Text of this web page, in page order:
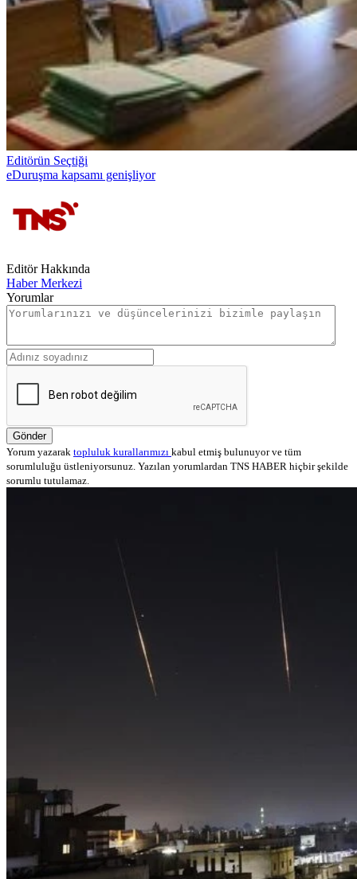
Editörün Seçtiği
eDuruşma kapsamı genişliyor
Editör Hakkında
Haber Merkezi
Yorumlar
Gönder
Yorum yazarak topluluk kurallarımızı kabul etmiş bulunuyor ve tüm
sorumluluğu üstleniyorsunuz. Yazılan yorumlardan TNS HABER hiçbir şekilde
sorumlu tutulamaz.